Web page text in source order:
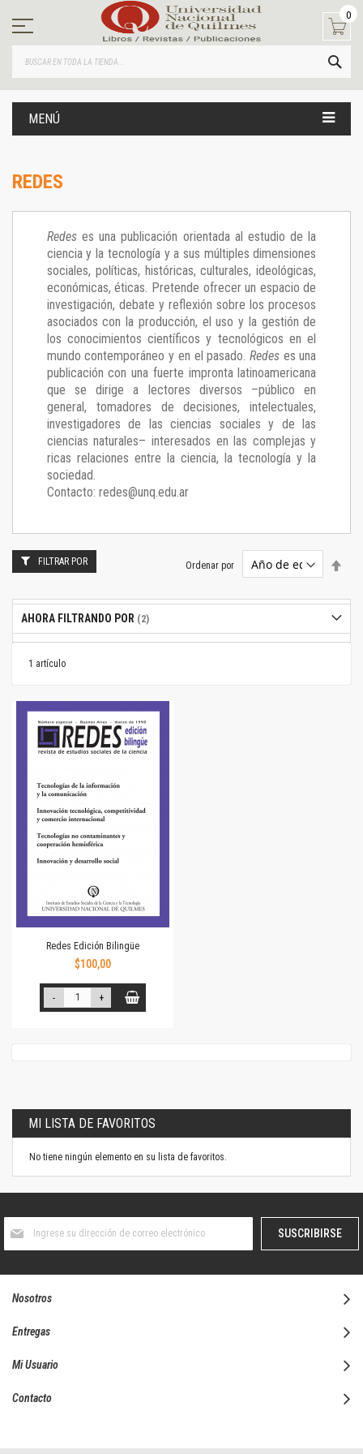
contenido
0
MENÚ
REDES
Redeses una publicación orientada al estudio de la
ciencia y la tecnología y a sus múltiples dimensiones
sociales, políticas, históricas, culturales, ideológicas,
económicas, éticas. Pretende ofrecer un espacio de
investigación, debate y reflexión sobre los procesos
asociados con la producción, el uso y la gestión de
los conocimientos científicos y tecnológicos en el
mundo contemporáneo y en el pasado. Redeses una
publicación con una fuerte impronta latinoamericana
que se dirige a lectores diversos –público en
general, tomadores de decisiones, intelectuales,
investigadores de las ciencias sociales y de las
ciencias naturales– interesados en las complejas y
ricas relaciones entre la ciencia, la tecnología y la
sociedad.
Contacto: redes@unq.edu.ar
1 artículo
Ordenar por
Redes Edición Bilingüe
$100,00
- +
FILTRAR POR
AHORA FILTRANDO POR
MI LISTA DE FAVORITOS
No tiene ningún elemento en su lista de favoritos.
boletín
SUSCRIBIRSE
Nosotros
Entregas
Mi Usuario
Contacto